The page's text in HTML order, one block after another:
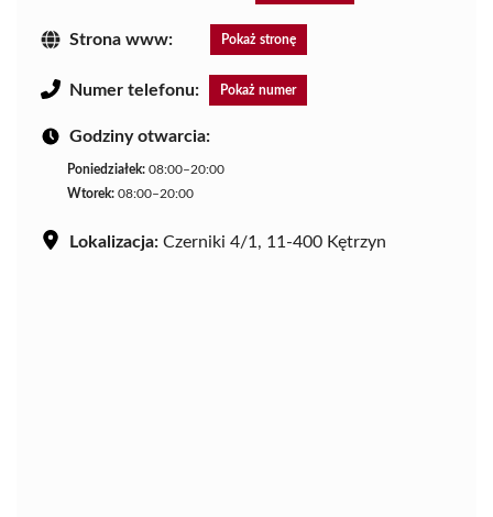
Strona www: Pokaż stronę
Numer telefonu: Pokaż numer
Godziny otwarcia:
Poniedziałek: 08:00–20:00
Wtorek: 08:00–20:00
Lokalizacja: Czerniki 4/1, 11-400 Kętrzyn